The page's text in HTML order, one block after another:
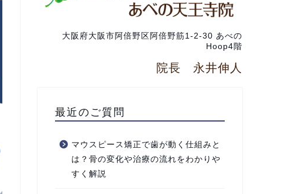
大阪府大阪市阿倍野区阿倍野筋1-2-30 あべの
Hoop4階
院長 永井伸人
最近のご質問
マウスピース矯正で歯が動く仕組みと
は？骨の変化や治療の流れをわかりや
すく解説